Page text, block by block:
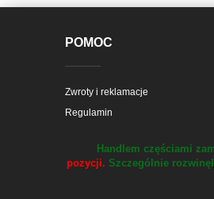
POMOC
Zwroty i reklamacje
Regulamin
Handlem częściami
pozycji. Szczególnie